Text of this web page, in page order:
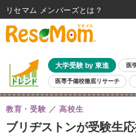
大学受験 by 東進 医
医専予備校徹底リサーチ
親子で考える大学選び 高校受験 中
共通テスト 夏休み
8月開催イベント・WS 全国公立高校 過
ブリヂストンが受験生
教育・受験 高校生
リセマム メンバーズ